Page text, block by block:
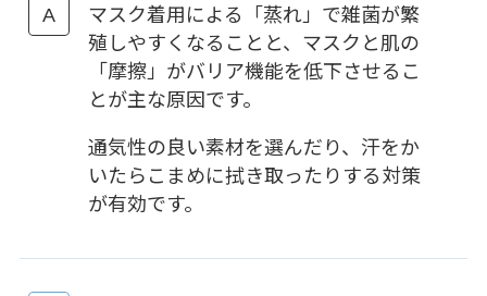
マスク着用による「蒸れ」で雑菌が繁
殖しやすくなることと、マスクと肌の
「摩擦」がバリア機能を低下させるこ
とが主な原因です。
通気性の良い素材を選んだり、汗をか
いたらこまめに拭き取ったりする対策
が有効です。